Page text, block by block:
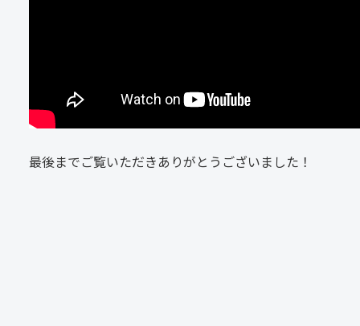
最後までご覧いただきありがとうございました！